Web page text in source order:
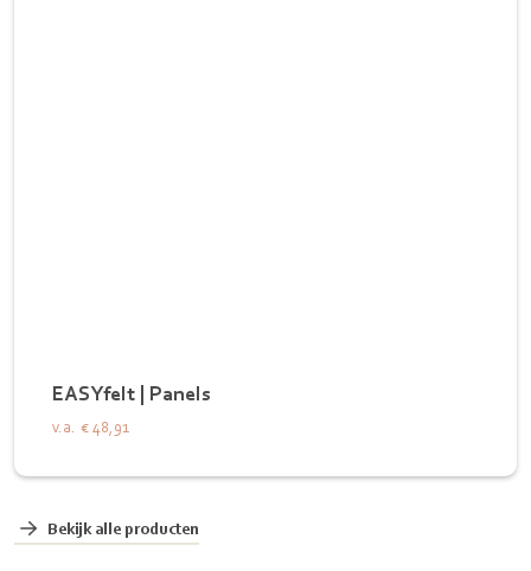
EASYfelt | Panels
v.a. € 48,91
Bekijk alle producten